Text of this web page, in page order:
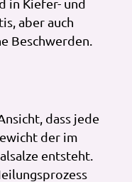
aber auch
Beschwerden.
dass jede
der im
entsteht.